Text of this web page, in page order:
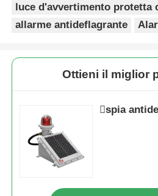
luce d'avvertimento protetta
allarme antideflagrante
Ottieni il miglior
spia